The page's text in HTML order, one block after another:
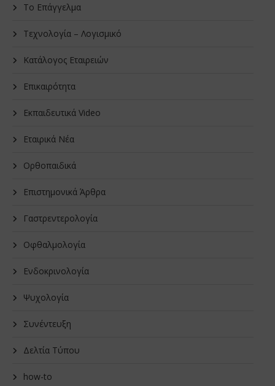
Το Επάγγελμα
Τεχνολογία – Λογισμικό
Κατάλογος Εταιρειών
Επικαιρότητα
Εκπαιδευτικά Video
Εταιρικά Νέα
Oρθοπαιδικά
Επιστημονικά Άρθρα
Γαστρεντερολογία
Οφθαλμολογία
Ενδοκρινολογία
Ψυχολογία
Συνέντευξη
Δελτία Τύπου
how-to